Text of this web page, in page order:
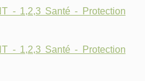
- 1,2,3 Santé - Protection
- 1,2,3 Santé - Protection